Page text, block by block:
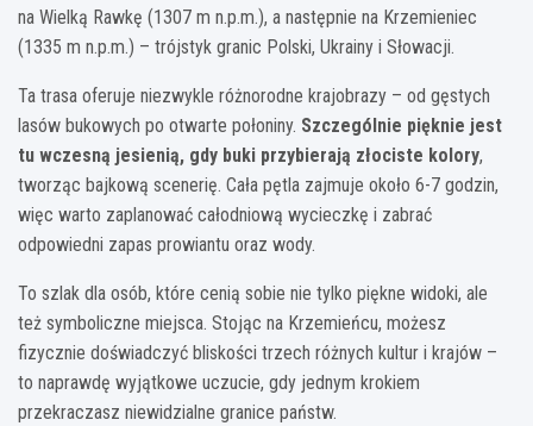
na Wielką Rawkę (1307 m n.p.m.), a następnie na Krzemieniec
(1335 m n.p.m.) – trójstyk granic Polski, Ukrainy i Słowacji.
Ta trasa oferuje niezwykle różnorodne krajobrazy – od gęstych
lasów bukowych po otwarte połoniny. Szczególnie pięknie jest
tu wczesną jesienią, gdy buki przybierają złociste kolory,
tworząc bajkową scenerię. Cała pętla zajmuje około 6-7 godzin,
więc warto zaplanować całodniową wycieczkę i zabrać
odpowiedni zapas prowiantu oraz wody.
To szlak dla osób, które cenią sobie nie tylko piękne widoki, ale
też symboliczne miejsca. Stojąc na Krzemieńcu, możesz
fizycznie doświadczyć bliskości trzech różnych kultur i krajów –
to naprawdę wyjątkowe uczucie, gdy jednym krokiem
przekraczasz niewidzialne granice państw.